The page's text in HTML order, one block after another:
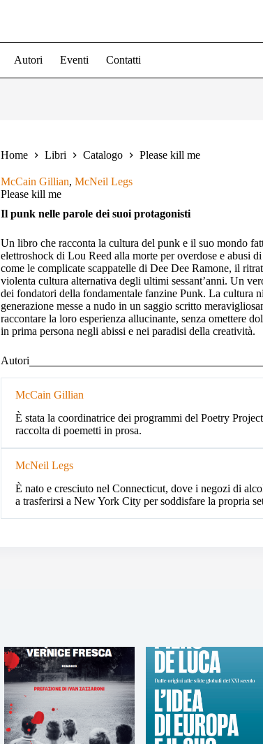
Autori Eventi Contatti
Home Libri Catalogo Please kill me
McCain Gillian, McNeil Legs
Please kill me
Il punk nelle parole dei suoi protagonisti
Un libro che racconta la cultura del punk e il suo mondo
elettroshock di Lou Reed alla morte per overdose e abusi
come le complicate scappatelle di Dee Dee Ramone, il
violenta cultura alternativa degli ultimi sessant’anni. Un
dei fondatori della fondamentale fanzine Punk. La cultura
generazione messe a nudo in un saggio scritto
raccontare la loro esperienza allucinante, senza omettere
in prima persona negli abissi e nei paradisi della creatività.
Autori
McCain Gillian
È stata la coordinatrice dei programmi del Poetry
raccolta di poemetti in prosa.
McNeil Legs
È nato e cresciuto nel Connecticut, dove i negozi di
a trasferirsi a New York City per soddisfare la propria